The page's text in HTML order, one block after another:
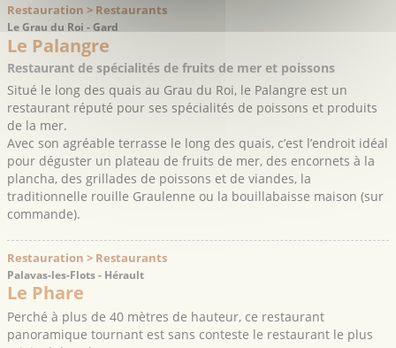
Restauration > Restaurants
Le Grau du Roi - Gard
Le Palangre
Restaurant de spécialités de fruits de mer et poissons
Situé le long des quais au Grau du Roi, le Palangre est un
restaurant réputé pour ses spécialités de poissons et produits
de la mer.
Avec son agréable terrasse le long des quais, c’est l’endroit idéal
pour déguster un plateau de fruits de mer, des encornets à la
plancha, des grillades de poissons et de viandes, la
traditionnelle rouille Graulenne ou la bouillabaisse maison (sur
commande).
Restauration > Restaurants
Palavas-les-Flots - Hérault
Le Phare
Perché à plus de 40 mètres de hauteur, ce restaurant
panoramique tournant est sans conteste le restaurant le plus